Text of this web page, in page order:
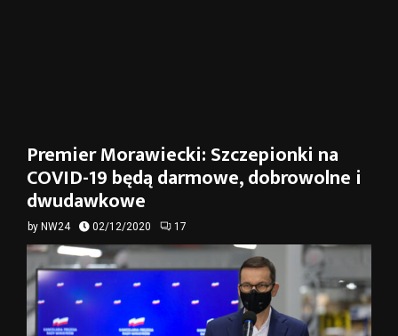
Premier Morawiecki: Szczepionki na
COVID-19 będą darmowe, dobrowolne i
dwudawkowe
by NW24 02/12/2020 17